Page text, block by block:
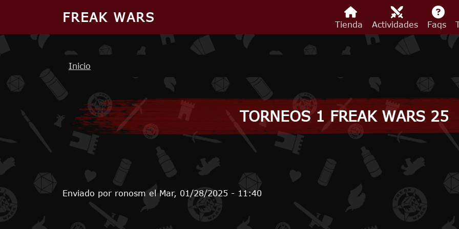
FREAK WARS
Tienda Actividades Faqs
Ruta de navegación
Inicio
TORNEOS 1 FREAK WARS 25
Enviado por ronosmelMar, 01/28/2025 - 11:40